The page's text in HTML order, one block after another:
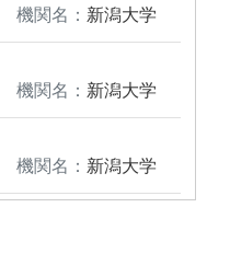
機関名： 新潟大学
機関名： 新潟大学
機関名： 新潟大学